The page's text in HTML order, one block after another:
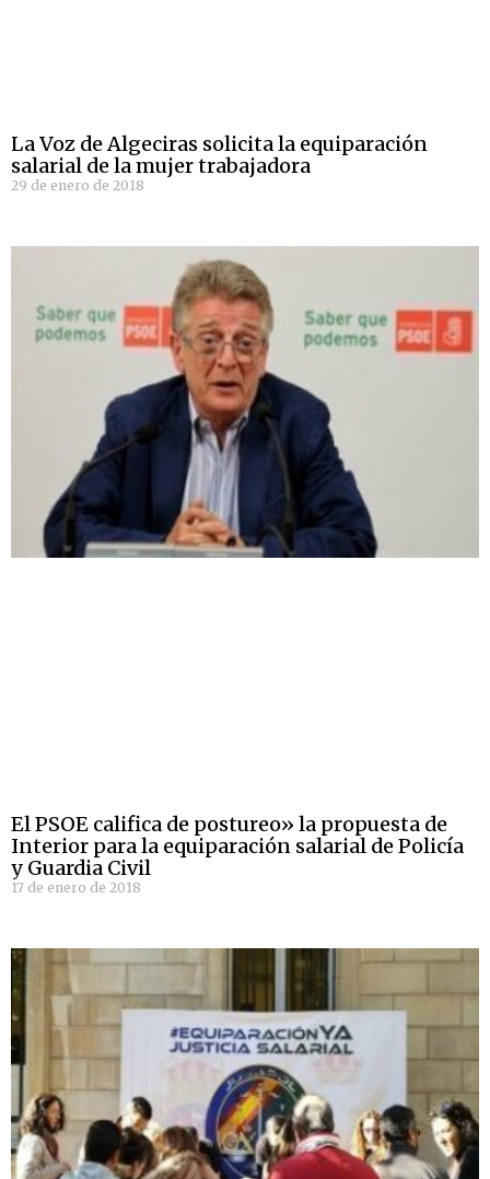
La Voz de Algeciras solicita la equiparación
salarial de la mujer trabajadora
29 de enero de 2018
El PSOE califica de postureo» la propuesta de
Interior para la equiparación salarial de Policía
y Guardia Civil
17 de enero de 2018